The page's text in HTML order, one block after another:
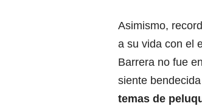
Asimismo,
a su vida con el
Barrera no fue
siente
temas de